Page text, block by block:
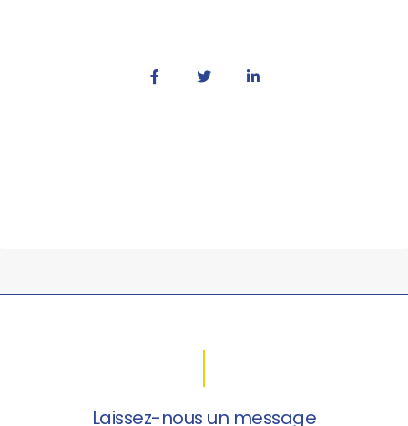
Laissez-nous un message